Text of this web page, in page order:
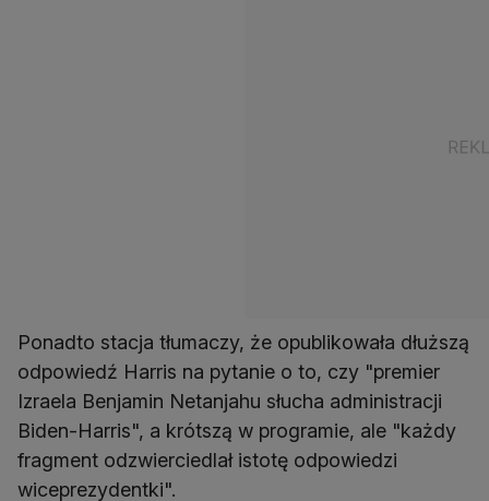
Ponadto stacja tłumaczy, że opublikowała dłuższą
odpowiedź Harris na pytanie o to, czy "premier
Izraela Benjamin Netanjahu słucha administracji
Biden-Harris", a krótszą w programie, ale "każdy
fragment odzwierciedlał istotę odpowiedzi
wiceprezydentki".